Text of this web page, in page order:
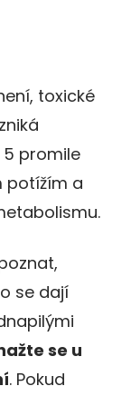
toxické
5 promile
potížím a
se dají
se u
. Pokud